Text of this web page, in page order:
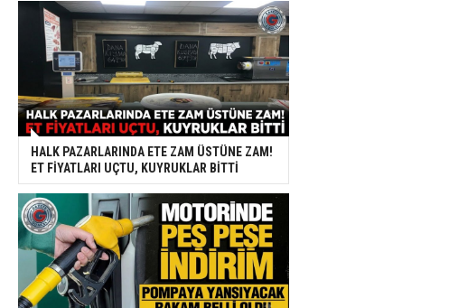
HALK PAZARLARINDA ETE ZAM ÜSTÜNE ZAM!
ET FİYATLARI UÇTU, KUYRUKLAR BİTTİ